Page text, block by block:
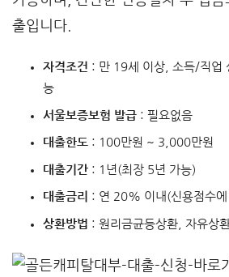
출입니다.
자격조건 : 만 19세 이상, 소득/직업
능
서울보증보험 발급: 필요없음
대출한도: 100만원 ~ 3,000만원
대출기간: 1년(최장 5년 가능)
대출금리 : 연 20% 이내(신용점수에
상환방법 : 원리금균등상환, 자유상